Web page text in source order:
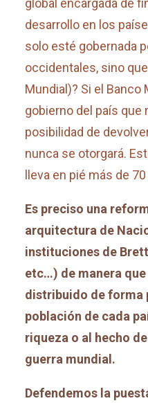
global encargada de
desarrollo en los
solo esté gobernada
occidentales, sino
Mundial)? Si el Banco
gobierno del país que
posibilidad de
nunca se otorgará.
lleva en pié más de
Es preciso una
arquitectura de
instituciones de
etc…) de manera
distribuido de forma
población de cada
riqueza o al hecho
guerra mundial.
Defendemos la